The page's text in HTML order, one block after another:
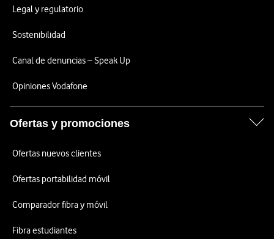
Legal y regulatorio
Sostenibilidad
Canal de denuncias – Speak Up
Opiniones Vodafone
Ofertas y promociones
Ofertas nuevos clientes
Ofertas portabilidad móvil
Comparador fibra y móvil
Fibra estudiantes